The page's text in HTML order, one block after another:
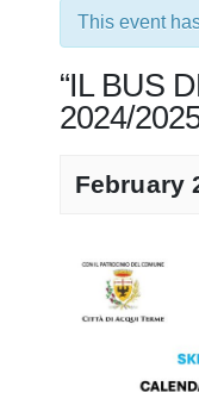
This event
“IL BUS
2024/
February